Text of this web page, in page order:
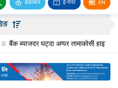
प्रकाशन ई-पेपर EN
ब्याजदर घट्दा अप्पर तामाकोसी